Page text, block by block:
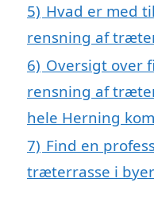
5) Hvad er med
rensning af
6) Oversigt over
rensning af
hele Herning
7) Find en
træterrasse i